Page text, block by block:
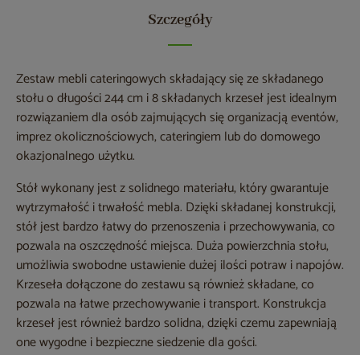
Szczegóły
Zestaw mebli cateringowych składający się ze składanego
stołu o długości 244 cm i 8 składanych krzeseł jest idealnym
rozwiązaniem dla osób zajmujących się organizacją eventów,
imprez okolicznościowych, cateringiem lub do domowego
okazjonalnego użytku.
Stół wykonany jest z solidnego materiału, który gwarantuje
wytrzymałość i trwałość mebla. Dzięki składanej konstrukcji,
stół jest bardzo łatwy do przenoszenia i przechowywania, co
pozwala na oszczędność miejsca. Duża powierzchnia stołu,
umożliwia swobodne ustawienie dużej ilości potraw i napojów.
Krzeseła dołączone do zestawu są również składane, co
pozwala na łatwe przechowywanie i transport. Konstrukcja
krzeseł jest również bardzo solidna, dzięki czemu zapewniają
one wygodne i bezpieczne siedzenie dla gości.